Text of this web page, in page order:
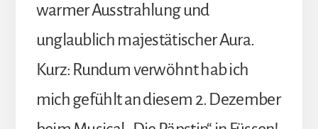
warmer Ausstrahlung und
unglaublich majestätischer Aura.
Kurz: Rundum verwöhnt hab ich
mich gefühlt an diesem 2. Dezember